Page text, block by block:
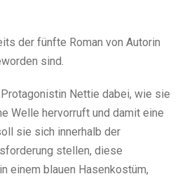
der fünfte Roman von Autorin
sind.
Nettie dabei, wie sie
Welle hervorruft und damit eine
sie sich innerhalb der
stellen, diese
einem blauen Hasenkostüm,